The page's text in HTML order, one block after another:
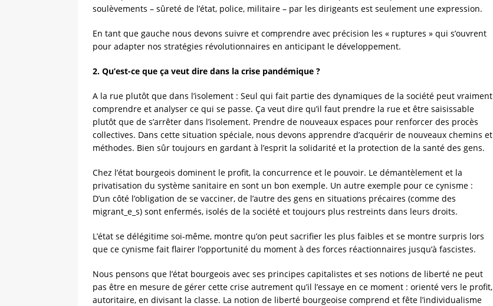
soulèvements – sûreté de l’état, police, militaire – par les dirigeants est seulement une expression.
En tant que gauche nous devons suivre et comprendre avec précision les « ruptures » qui s’ouvrent
pour adapter nos stratégies révolutionnaires en anticipant le développement.
2. Qu’est-ce que ça veut dire dans la crise pandémique ?
A la rue plutôt que dans l’isolement : Seul qui fait partie des dynamiques de la société peut vraiment
comprendre et analyser ce qui se passe. Ça veut dire qu’il faut prendre la rue et être saisissable
plutôt que de s’arrêter dans l’isolement. Prendre de nouveaux espaces pour renforcer des procès
collectives. Dans cette situation spéciale, nous devons apprendre d’acquérir de nouveaux chemins et
méthodes. Bien sûr toujours en gardant à l’esprit la solidarité et la protection de la santé des gens.
Chez l’état bourgeois dominent le profit, la concurrence et le pouvoir. Le démantèlement et la
privatisation du système sanitaire en sont un bon exemple. Un autre exemple pour ce cynisme :
D’un côté l’obligation de se vacciner, de l’autre des gens en situations précaires (comme des
migrant_e_s) sont enfermés, isolés de la société et toujours plus restreints dans leurs droits.
L’état se délégitime soi-même, montre qu’on peut sacrifier les plus faibles et se montre surpris lors
que ce cynisme fait flairer l’opportunité du moment à des forces réactionnaires jusqu’à fascistes.
Nous pensons que l’état bourgeois avec ses principes capitalistes et ses notions de liberté ne peut
pas être en mesure de gérer cette crise autrement qu’il l’essaye en ce moment : orienté vers le profit,
autoritaire, en divisant la classe. La notion de liberté bourgeoise comprend et fête l’individualisme